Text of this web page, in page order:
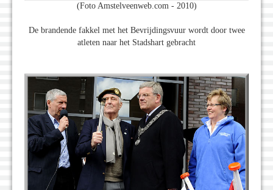
(Foto Amstelveenweb.com - 2010)
De brandende fakkel met het Bevrijdingsvuur wordt door twee
atleten naar het Stadshart gebracht